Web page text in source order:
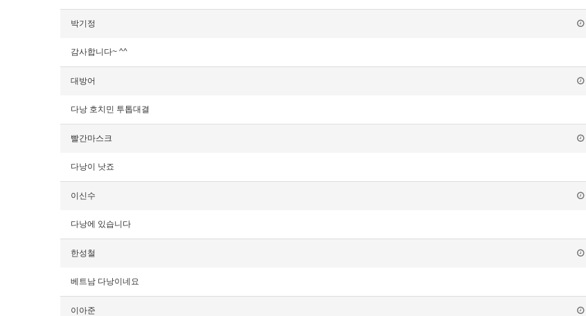
박기정
감사합니다~ ^^
대방어
다낭 호치민 투톱대결
빨간마스크
다낭이 낫죠
이신수
다낭에 있습니다
한성철
베트남 다낭이네요
이아준